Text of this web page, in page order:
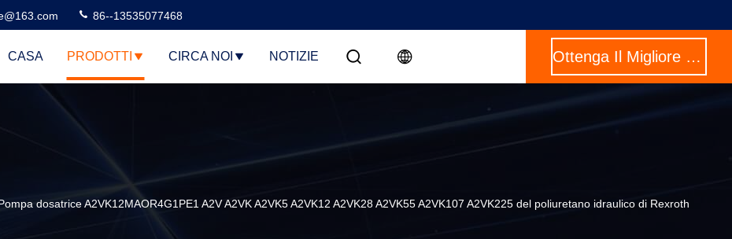
86--13535077468
CASA PRODOTTI CIRCA NOI NOTIZIE Ottenga Il Migliore Prezzo
dosatrice A2VK12MAOR4G1PE1 A2V A2VK A2VK5 A2VK12 A2VK28 A2VK55 A2VK107 A2VK225 del poliuretano idraulico di Rexroth